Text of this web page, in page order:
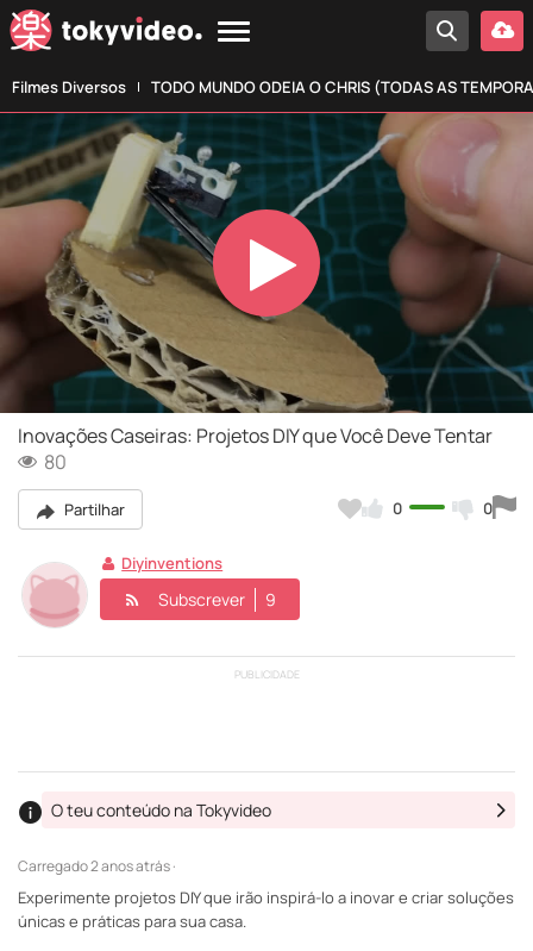
Filmes Diversos TODO MUNDO ODEIA O CHRIS (TODAS AS
Play
Video
Inovações Caseiras: Projetos DIY que Você Deve Tentar
80
Partilhar 0 0
Diyinventions
Subscrever 9
PUBLICIDADE
Carregado2 anos atrás ·
O teu conteúdo na Tokyvideo
Experimente projetos DIY que irão inspirá-lo a inovar e criar soluções
únicas e práticas para sua casa.